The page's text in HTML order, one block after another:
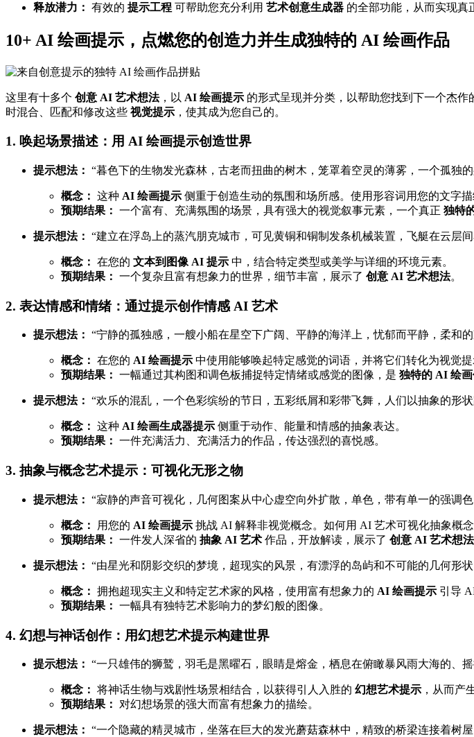
释放潜力： 有效的 提示工程 可帮助您充分利用 艺术创意生成器 的全部功能，从而实现真
10+ AI 绘画提示，点燃您的创造力并生成独特的 AI 绘画作品
这里有十多个 创意 AI 艺术想法，以 AI 绘画提示 的形式呈现并分类，以帮助您找到下一个杰
时混合、匹配和修改这些 视觉提示 ，使其成为您自己的。
1. 唤起场景描述：用 AI 绘画提示创造世界
提示想法： “暮色下的生物发光森林，古老而扭曲的树木，笼罩着空灵的薄雾，一个孤独
概念： 这种 AI 绘画提示 侧重于创造生动的氛围和场所感。使用形容词用您的文字描
预期结果： 一个富有、充满氛围的场景，具有强大的视觉叙事元素，一个真正 独特
提示想法： “建立在浮岛上的蒸汽朋克城市，可见黄铜和铜制发条机械装置，飞艇在云层
概念： 在您的 文本到图像 AI 提示 中，结合特定类型或美学与详细的环境元素。
预期结果： 一个复杂且富有想象力的世界，细节丰富，展示了 创意 AI 艺术想法。
2. 表达情感和情绪：通过提示创作情感 AI 艺术
提示想法： “宁静的孤独感，一艘小船在星空下广阔、平静的海洋上，忧郁而平静，柔和
概念： 在您的 AI 绘画提示 中使用能够唤起特定感觉的词语，并将它们转化为视觉
预期结果： 一幅通过其构图和调色板捕捉特定情绪或感觉的图像，是 独特的 AI 绘
提示想法： “欢乐的混乱，一个色彩缤纷的节日，五彩纸屑和彩带飞舞，人们以抽象的形
概念： 这种 AI 绘画生成器提示 侧重于动作、能量和情感的抽象表达。
预期结果： 一件充满活力、充满活力的作品，传达强烈的喜悦感。
3. 抽象与概念艺术提示：可视化无形之物
提示想法： “寂静的声音可视化，几何图案从中心虚空向外扩散，单色，带有单一的强调
概念： 用您的 AI 绘画提示 挑战 AI 解释非视觉概念。如何用 AI 艺术可视化抽象概
预期结果： 一件发人深省的 抽象 AI 艺术 作品，开放解读，展示了 创意 AI 艺术想法
提示想法： “由星光和阴影交织的梦境，超现实的风景，有漂浮的岛屿和不可能的几何形
概念： 拥抱超现实主义和特定艺术家的风格，使用富有想象力的 AI 绘画提示 引导
预期结果： 一幅具有独特艺术影响力的梦幻般的图像。
4. 幻想与神话创作：用幻想艺术提示构建世界
提示想法： “一只雄伟的狮鹫，羽毛是黑曜石，眼睛是熔金，栖息在俯瞰暴风雨大海的、
概念： 将神话生物与戏剧性场景相结合，以获得引人入胜的 幻想艺术提示 ，从而产
预期结果：
对幻想场景的强大而富有想象力的描绘。
提示想法： “一个隐藏的精灵城市，坐落在巨大的发光蘑菇森林中，精致的桥梁连接着树